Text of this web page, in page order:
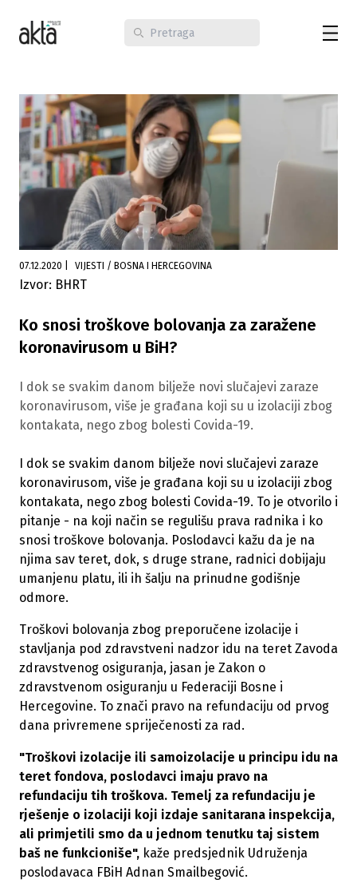
07.12.2020 VIJESTI / BOSNA I HERCEGOVINA
Izvor: BHRT
Ko snosi troškove bolovanja za zaražene
koronavirusom u BiH?
I dok se svakim danom bilježe novi slučajevi zaraze
koronavirusom, više je građana koji su u izolaciji zbog
kontakata, nego zbog bolesti Covida-19.
I dok se svakim danom bilježe novi slučajevi zaraze
koronavirusom, više je građana koji su u izolaciji zbog
kontakata, nego zbog bolesti Covida-19. To je otvorilo i
pitanje - na koji način se regulišu prava radnika i ko
snosi troškove bolovanja. Poslodavci kažu da je na
njima sav teret, dok, s druge strane, radnici dobijaju
umanjenu platu, ili ih šalju na prinudne godišnje
odmore.
Troškovi bolovanja zbog preporučene izolacije i
stavljanja pod zdravstveni nadzor idu na teret Zavoda
zdravstvenog osiguranja, jasan je Zakon o
zdravstvenom osiguranju u Federaciji Bosne i
Hercegovine. To znači pravo na refundaciju od prvog
dana privremene spriječenosti za rad.
"Troškovi izolacije ili samoizolacije u principu idu na
teret fondova, poslodavci imaju pravo na
refundaciju tih troškova. Temelj za refundaciju je
rješenje o izolaciji koji izdaje sanitarana inspekcija,
ali primjetili smo da u jednom tenutku taj sistem
baš ne funkcioniše", kaže predsjednik Udruženja
poslodavaca FBiH Adnan Smailbegović.